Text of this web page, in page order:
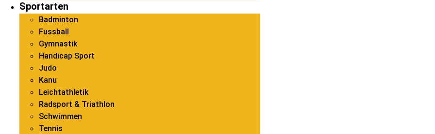
Sportarten
Badminton
Fussball
Gymnastik
Handicap Sport
Judo
Kanu
Leichtathletik
Radsport & Triathlon
Schwimmen
Tennis